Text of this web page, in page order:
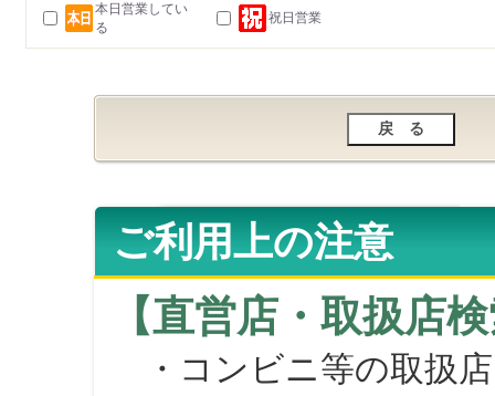
本日営業してい
る
祝日営業
ご利用上の注意
【直営店・取扱店
・コンビニ等の取扱